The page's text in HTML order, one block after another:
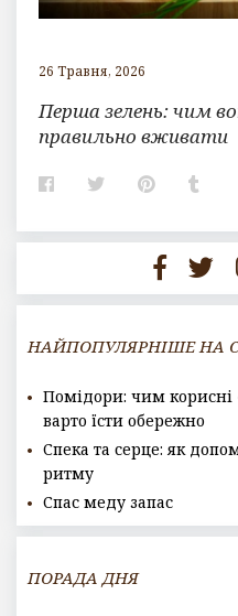
26 Травня, 2026
Перша зелень: чим
правильно вживати
F
e
o
k
T
t
r
P
t
e
r
e
s
b
l
r
НАЙПОПУЛЯРНІШЕ НА
Помідори: чим корисні
варто їсти обережно
Спека та серце: як
ритму
Спас меду запас
ПОРАДА ДНЯ